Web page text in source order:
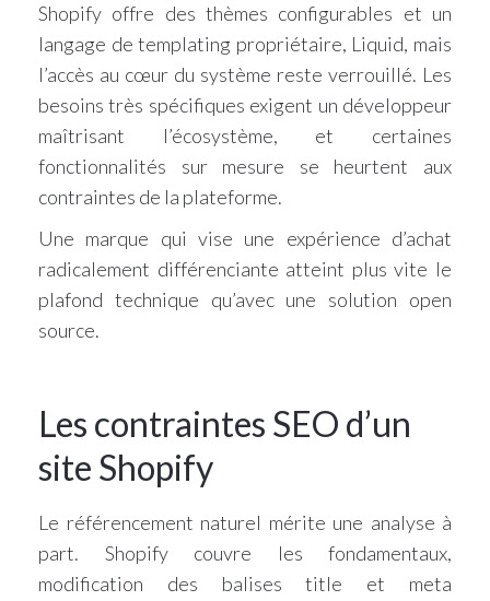
Shopify offre des thèmes configurables et un
langage de templating propriétaire, Liquid, mais
l’accès au cœur du système reste verrouillé. Les
besoins très spécifiques exigent un développeur
maîtrisant l’écosystème, et certaines
fonctionnalités sur mesure se heurtent aux
contraintes de la plateforme.
Une marque qui vise une expérience d’achat
radicalement différenciante atteint plus vite le
plafond technique qu’avec une solution open
source.
Les contraintes SEO d’un
site Shopify
Le référencement naturel mérite une analyse à
part. Shopify couvre les fondamentaux,
modification des balises title et meta